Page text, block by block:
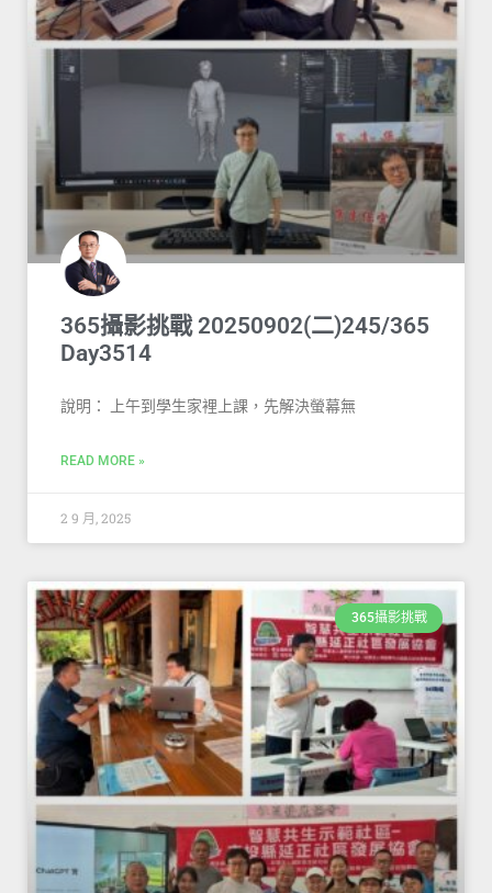
365攝影挑戰 20250902(二)245/365
Day3514
說明： 上午到學生家裡上課，先解決螢幕無
READ MORE »
2 9 月, 2025
365攝影挑戰